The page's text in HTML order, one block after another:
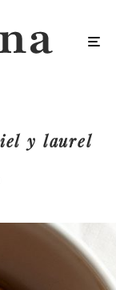
y laurel